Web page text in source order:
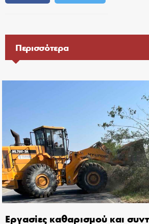
Περισσότερα
Εργασίες καθαρισμού και